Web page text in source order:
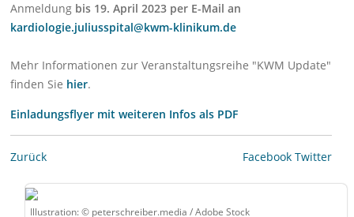
Anmeldung bis 19. April 2023 per E-Mail an
kardiologie.juliusspital@kwm-klinikum.de
Mehr Informationen zur Veranstaltungsreihe "KWM Update"
finden Sie hier.
Einladungsflyer mit weiteren Infos als PDF
Zurück Facebook Twitter
Illustration: © peterschreiber.media / Adobe Stock